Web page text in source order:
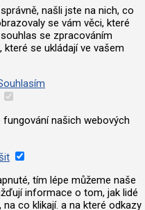
našli jste na nich, co
se vám věci, které
se zpracováním
se ukládají ve vašem
našich webových
tím lépe můžeme naše
informace o tom, jak lidé
co klikají. a na které odkazy